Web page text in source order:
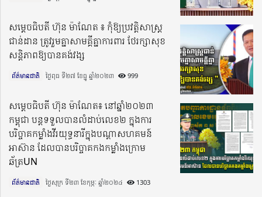
សម្តេចធិបតី ហ៊ុន ម៉ាណែត ៖ កុំឱ្យប្រវត្តិសាស្ត្រ
ជាន់ដាន ត្រូវរួមគ្នាសាមគ្គីគ្នាការពារ ថែរក្សាសុខ
សន្តិភាពឱ្យបានគង់វង្ស
ព័ត៌មានជាតិ ថ្ងៃពុធ ទី២៧ ខែធ្នូ ឆ្នាំ២០២៣​ 999
សម្តេចធិបតី ហ៊ុន ម៉ាណែត៖ នៅឆ្នាំ២០២៣
កម្ពុជា បន្តទទួលបានលំដាប់លេខ២ ក្នុងការ
បរិច្ចាគកម្លាំងវីរយុទ្ធនារីក្នុងបណ្តាសហគមន៍
អាស៊ាន ដែលបានបរិច្ចាគកងកម្លាំងក្រោម
ឆ័ត្រUN
ព័ត៌មានជាតិ ថ្ងៃសុក្រ ទី២៣ ខែកុម្ភៈ ឆ្នាំ២០២៤​ 1303